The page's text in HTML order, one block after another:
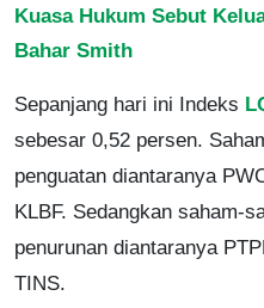
Kuasa Hukum Sebut
Bahar Smith
Sepanjang hari ini Indeks
sebesar 0,52 persen.
penguatan diantaranya
KLBF. Sedangkan saham-
penurunan diantaranya
TINS.